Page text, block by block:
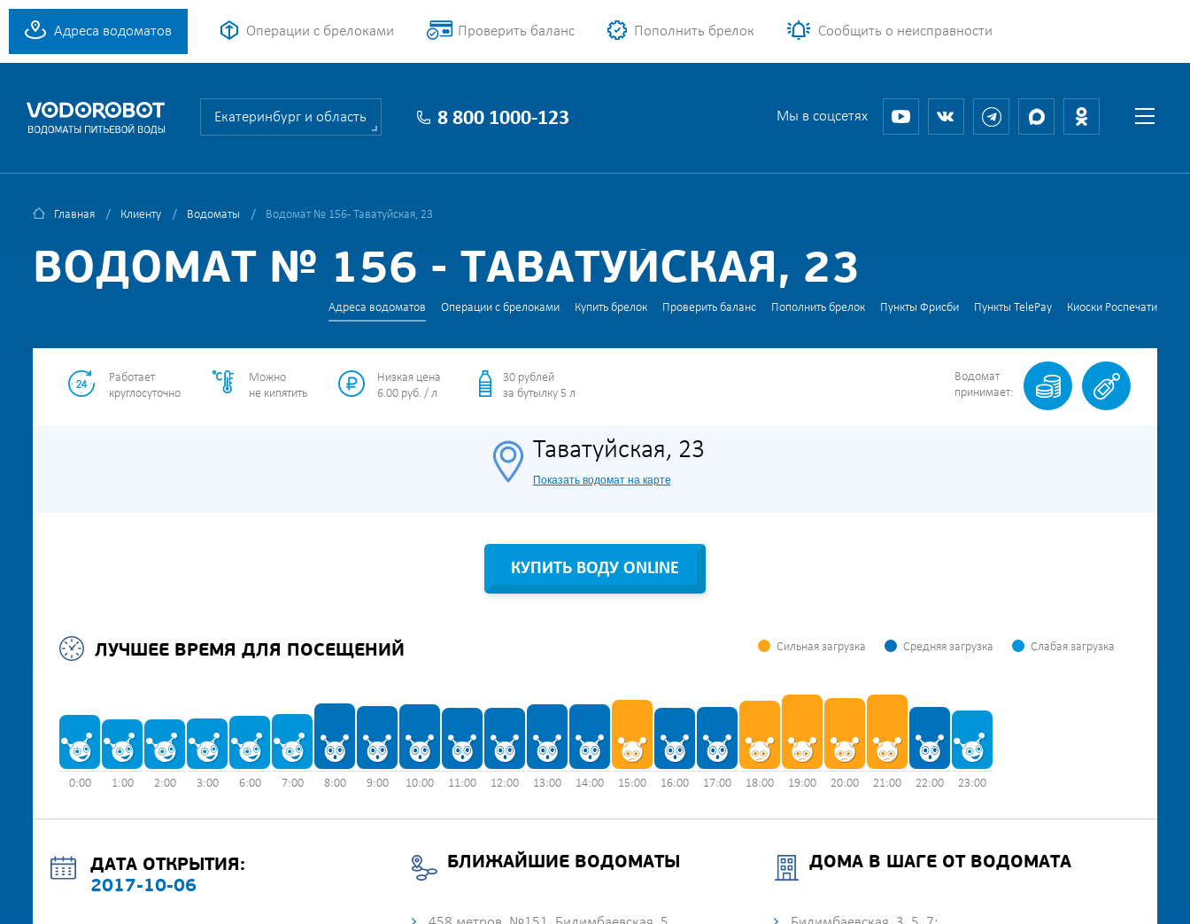
Адреса водоматов Операции с брелоками Проверить баланс Пополнить брелок Сообщить о неисправности
Екатеринбург и область 8 800 1000-123 Мы в соцсетях
Главная Клиенту Водоматы Водомат № 156 - Таватуйская, 23
ВОДОМАТ № 156 - ТАВАТУЙСКАЯ, 23
Адреса водоматов Операции с брелоками Купить брелок Проверить баланс Пополнить брелок Пункты Фрисби Пункты TelePay Киоски Роспечати
Работает
круглосуточно
Можно
не кипятить
Низкая цена
6.00 руб. / л
30 рублей
за бутылку 5 л
Водомат
принимает:
Таватуйская, 23
Показать водомат на карте
КУПИТЬ ВОДУ ONLINE
ЛУЧШЕЕ ВРЕМЯ ДЛЯ ПОСЕЩЕНИЙ Сильная загрузка Средняя загрузка Слабая загрузка
0:00 1:00 2:00 3:00 6:00 7:00 8:00 9:00 10:00 11:00 12:00 13:00 14:00 15:00 16:00 17:00 18:00 19:00 20:00 21:00 22:00 23:00
ДАТА ОТКРЫТИЯ:
2017-10-06
БЛИЖАЙШИЕ ВОДОМАТЫ ДОМА В ШАГЕ ОТ ВОДОМАТА